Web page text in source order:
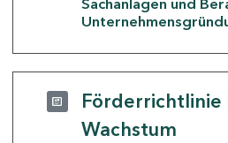
Sachanlagen und
Förderrichtlinie
Wachstum